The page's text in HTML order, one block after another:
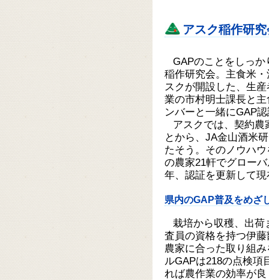
アスク稲作研
GAPのことをしっ
稲作研究会。主食米
スクが開設した、生
業の市村明士課長と
ンバーと一緒にGAP
アスクでは、契約
とから、JA金山酒米
たそう。そのノウハ
の農家21軒でグロー
年、認証を更新して
県内のGAP普及をめざ
栽培から収穫、出荷
査員の資格を持つ伊
農家に合った取り組
ルGAPは218の点検項
れば農作業の効率が